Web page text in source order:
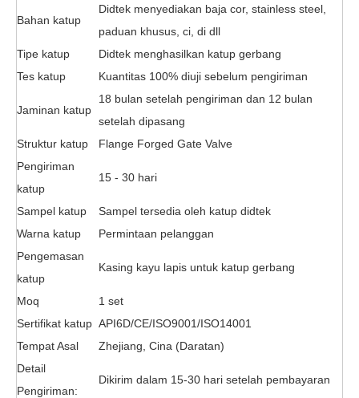
Bahan katup
Didtek menyediakan baja cor, stainless steel,
paduan khusus, ci, di dll
Tipe katup
Didtek menghasilkan katup gerbang
Tes katup
Kuantitas 100% diuji sebelum pengiriman
Jaminan katup
18 bulan setelah pengiriman dan 12 bulan
setelah dipasang
Struktur katup
Flange Forged Gate Valve
Pengiriman
katup
15 - 30 hari
Sampel katup
Sampel tersedia oleh katup didtek
Warna katup
Permintaan pelanggan
Pengemasan
katup
Kasing kayu lapis untuk katup gerbang
Moq
1 set
Sertifikat katup API6D/CE/ISO9001/ISO14001
Tempat Asal
Zhejiang, Cina (Daratan)
Detail
Pengiriman:
Dikirim dalam 15-30 hari setelah pembayaran